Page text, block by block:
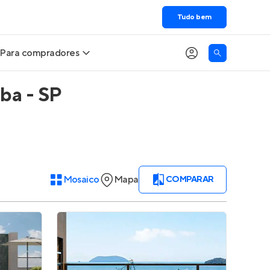
Tudo bem
Entrar no Apto
Para compradores
Buscar um imóvel novo
Correção do INCC
Simulador de Financiamento
Encontre um corretor
- SP
Mosaico Mapa COMPARAR